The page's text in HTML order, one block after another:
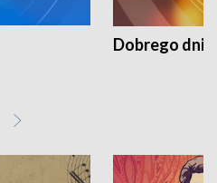
Dobrego dnia